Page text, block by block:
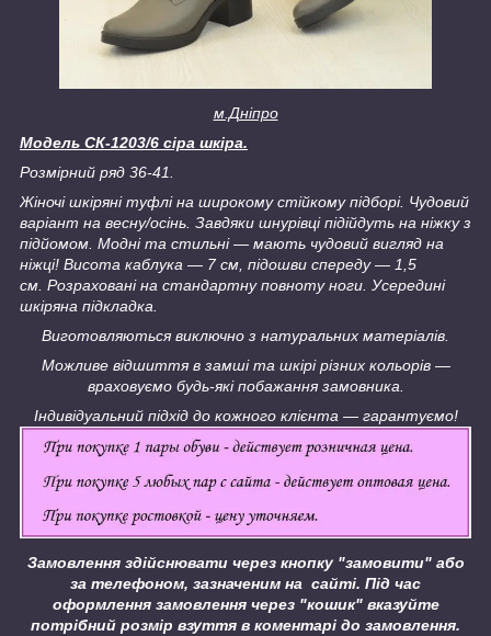
м.Дніпро
Модель СК-1203/6 сіра шкіра.
Розмірний ряд 36-41.
Жіночі шкіряні туфлі на широкому стійкому підборі. Чудовий
варіант на весну/осінь. Завдяки шнурівці підійдуть на ніжку з
підйомом. Модні та стильні — мають чудовий вигляд на
ніжці! Висота каблука — 7 см, підошви спереду — 1,5
см. Розраховані на стандартну повноту ноги. Усередині
шкіряна підкладка.
Виготовляються виключно з натуральних матеріалів.
Можливе відшиття в замші та шкірі різних кольорів —
враховуємо будь-які побажання замовника.
Індивідуальний підхід до кожного клієнта — гарантуємо!
Замовлення здійснювати через кнопку "замовити" або
за телефоном, зазначеним на сайті. Під час
оформлення замовлення через "кошик" вказуйте
потрібний розмір взуття в коментарі до замовлення.